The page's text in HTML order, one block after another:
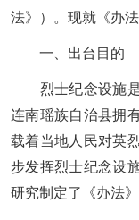
法》）。现就《办
一、出台 目的
烈士纪念设施是
连南瑶族自治县拥
载着当地人民对英
步发挥烈士纪念设
研究制定了《办法》